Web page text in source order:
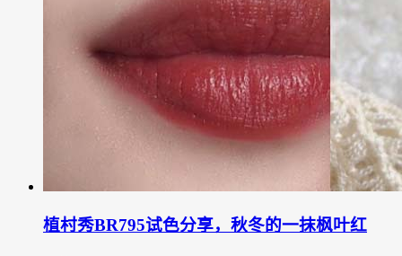
植村秀BR795试色分享，秋冬的一抹枫叶红